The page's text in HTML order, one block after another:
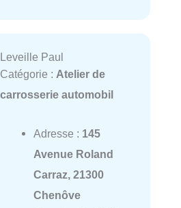
Leveille Paul
Catégorie : Atelier de
carrosserie automobil
Adresse : 145
Avenue Roland
Carraz, 21300
Chenôve